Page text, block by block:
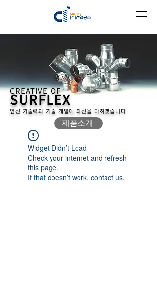
제품소개
CREATIVE OF
SURFLEX
앞선 기술력과 기술 개발에 최선을 다하겠습니다
Widget Didn’t Load
Check your internet and refresh
this page.
If that doesn’t work, contact us.